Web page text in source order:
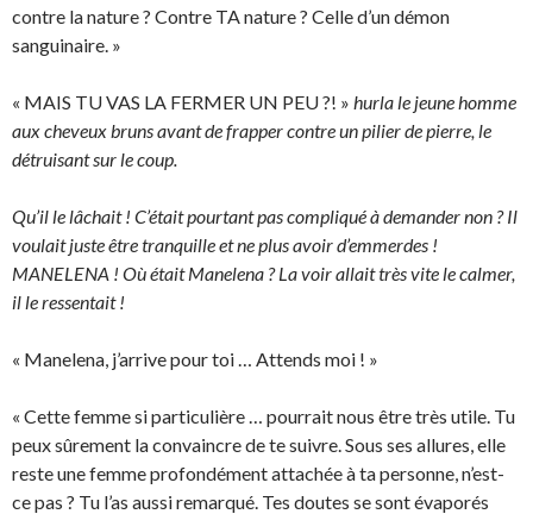
contre la nature ? Contre TA nature ? Celle d’un démon
sanguinaire. »
« MAIS TU VAS LA FERMER UN PEU ?! » hurla le jeune homme
aux cheveux bruns avant de frapper contre un pilier de pierre, le
détruisant sur le coup.
Qu’il le lâchait ! C’était pourtant pas compliqué à demander non ? Il
voulait juste être tranquille et ne plus avoir d’emmerdes !
MANELENA ! Où était Manelena ? La voir allait très vite le calmer,
il le ressentait !
« Manelena, j’arrive pour toi … Attends moi ! »
« Cette femme si particulière … pourrait nous être très utile. Tu
peux sûrement la convaincre de te suivre. Sous ses allures, elle
reste une femme profondément attachée à ta personne, n’est-
ce pas ? Tu l’as aussi remarqué. Tes doutes se sont évaporés